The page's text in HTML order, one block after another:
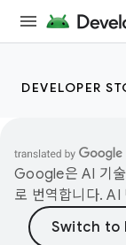
DEVELOPER
Google은 AI 기술
로 번역합니다. AI